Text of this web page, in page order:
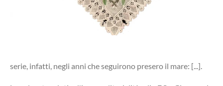
serie, infatti, negli anni che seguirono presero il mare: [...].